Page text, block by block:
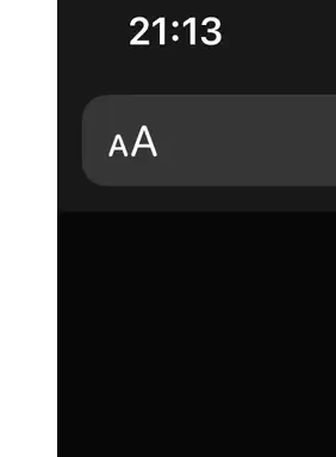
isterseniz, görsel bir tutarsızlık ortaya